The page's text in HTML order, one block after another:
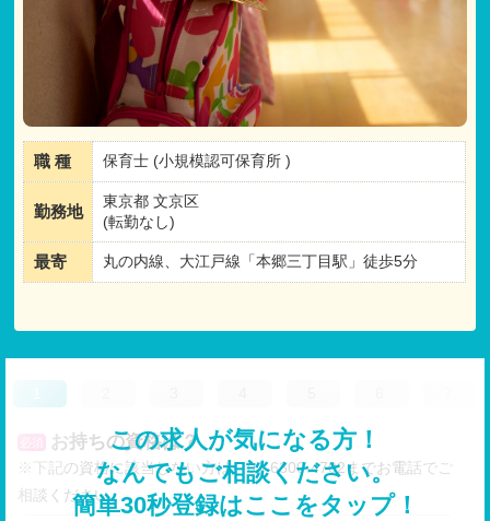
職 種 保育士 (小規模認可保育所 )
勤務地
東京都 文京区
(転勤なし)
最寄 丸の内線、大江戸線「本郷三丁目駅」徒歩5分
この求人が気になる方！
なんでもご相談ください。
簡単30秒登録はここをタップ！
必須 お持ちの資格は？
※下記の資格に該当しない方は、03-6300-4702までお電話でご
相談ください。